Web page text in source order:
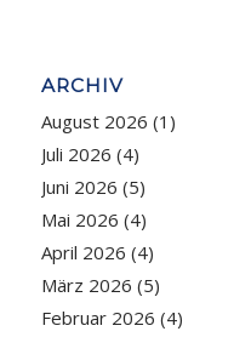
ARCHIV
August 2026 (1)
Juli 2026 (4)
Juni 2026 (5)
Mai 2026 (4)
April 2026 (4)
März 2026 (5)
Februar 2026 (4)